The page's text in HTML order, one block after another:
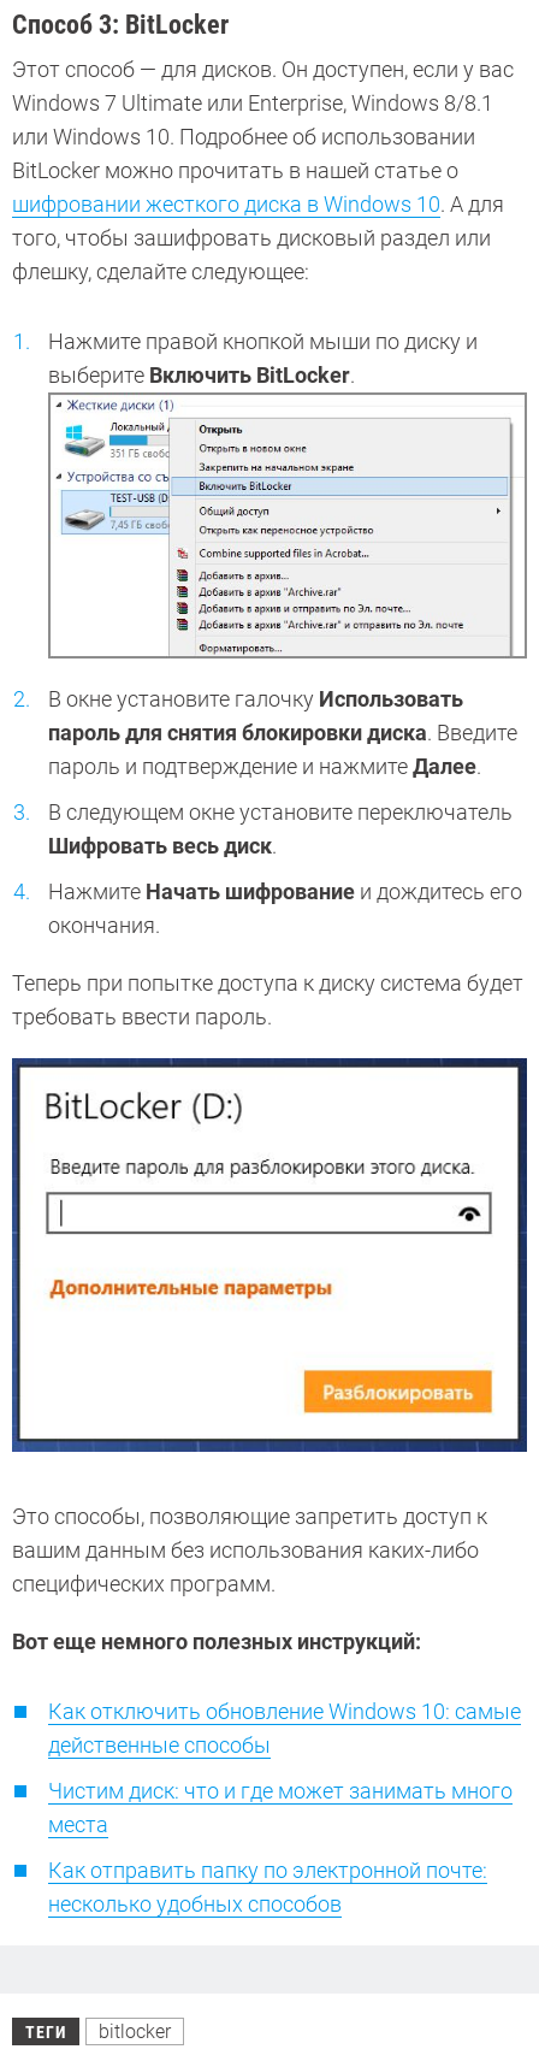
Способ 3: BitLocker
Этот способ — для дисков. Он доступен, если у вас
Windows 7 Ultimate или Enterprise, Windows 8/8.1
или Windows 10. Подробнее об использовании
BitLocker можно прочитать в нашей статье о
шифровании жесткого диска в Windows 10. А для
того, чтобы зашифровать дисковый раздел или
флешку, сделайте следующее:
Нажмите правой кнопкой мыши по диску и
выберите Включить BitLocker.
В окне установите галочку Использовать
пароль для снятия блокировки диска. Введите
пароль и подтверждение и нажмитеДалее.
В следующем окне установите переключатель
Шифровать весь диск.
Нажмите Начать шифрование и дождитесь его
окончания.
Теперь при попытке доступа к диску система будет
требовать ввести пароль.
Это способы, позволяющие запретить доступ к
вашим данным без использования каких-либо
специфических программ.
Вот еще немного полезных инструкций:
Как отключить обновление Windows 10: самые
действенные способы
Чистим диск: что и где может занимать много
места
Как отправить папку по электронной почте:
несколько удобных способов
ТЕГИ bitlocker